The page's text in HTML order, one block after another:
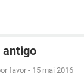
antigo
favor - 15 mai 2016